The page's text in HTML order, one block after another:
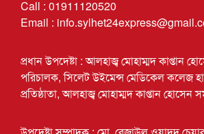
Call : 01911120520
Email :
প্রধান উপদেষ্টা : আলহাজ্ব মোহাম্মদ কাপ্তান
পরিচালক, সিলেট উইমেন্স মেডিকেল কলেজ
প্রতিষ্ঠাতা, আলহাজ্ব মোহাম্মদ কাপ্তান হোসেন